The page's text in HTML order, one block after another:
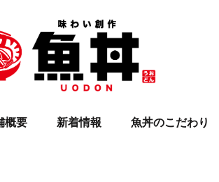
概要 新着情報 魚丼のこだわり